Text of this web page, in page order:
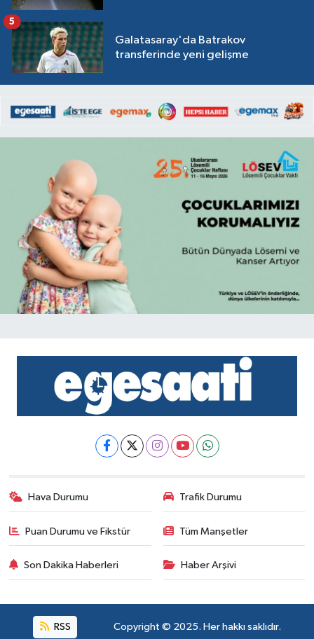
Galatasaray'da Batrakov
transferinde yeni gelişme
5
Hava Durumu Trafik Durumu
Puan Durumu ve Fikstür Tüm Manşetler
Son Dakika Haberleri Haber Arşivi
RSS Copyright © 2025. Her hakkı saklıdır.